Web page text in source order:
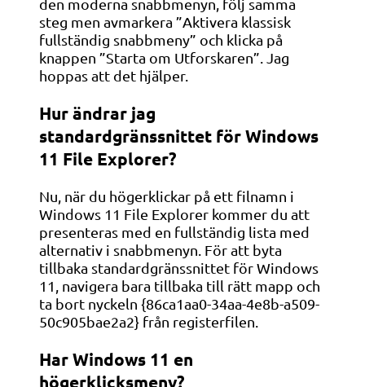
den moderna snabbmenyn, följ samma
steg men avmarkera ”Aktivera klassisk
fullständig snabbmeny” och klicka på
knappen ”Starta om Utforskaren”. Jag
hoppas att det hjälper.
Hur ändrar jag
standardgränssnittet för Windows
11 File Explorer?
Nu, när du högerklickar på ett filnamn i
Windows 11 File Explorer kommer du att
presenteras med en fullständig lista med
alternativ i snabbmenyn. För att byta
tillbaka standardgränssnittet för Windows
11, navigera bara tillbaka till rätt mapp och
ta bort nyckeln {86ca1aa0-34aa-4e8b-a509-
50c905bae2a2} från registerfilen.
Har Windows 11 en
högerklicksmeny?